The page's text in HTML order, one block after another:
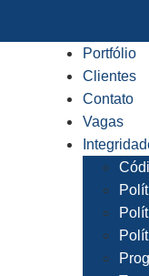
Portfólio
Clientes
Contato
Vagas